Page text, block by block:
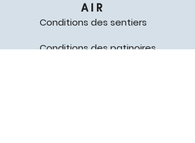
AIR
Conditions des sentiers
Conditions des patinoires